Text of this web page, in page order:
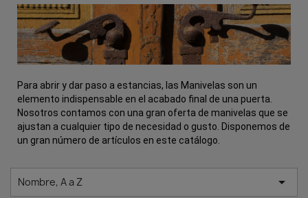
Para abrir y dar paso a estancias, las Manivelas son un
elemento indispensable en el acabado final de una puerta.
Nosotros contamos con una gran oferta de manivelas que se
ajustan a cualquier tipo de necesidad o gusto. Disponemos de
un gran número de artículos en este catálogo.
Nombre, A a Z 